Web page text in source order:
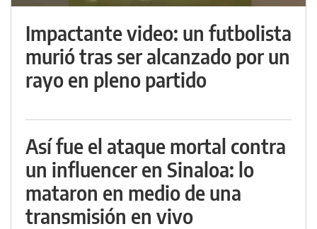
Impactante video: un futbolista
murió tras ser alcanzado por un
rayo en pleno partido
Así fue el ataque mortal contra
un influencer en Sinaloa: lo
mataron en medio de una
transmisión en vivo